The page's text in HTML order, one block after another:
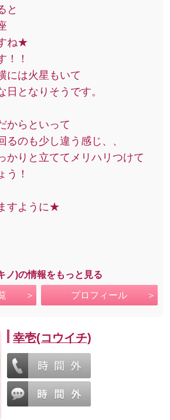
と
ね★
！！
には火星もいて
日となりそうです。
からといって
るのも少し違う感じ、、
かりと立ててメリハリつけて
う！
すように★
ノ)の情報をもっと見る
プロフィール
幸壱(コウイチ)